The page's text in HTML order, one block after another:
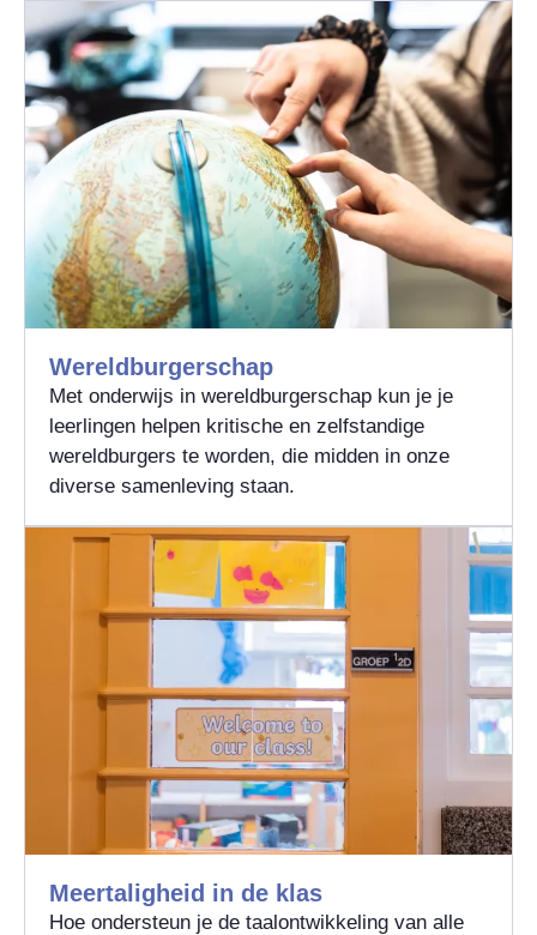
Wereldburgerschap
Met onderwijs in wereldburgerschap kun je je
leerlingen helpen kritische en zelfstandige
wereldburgers te worden, die midden in onze
diverse samenleving staan.
Meertaligheid in de klas
Hoe ondersteun je de taalontwikkeling van alle